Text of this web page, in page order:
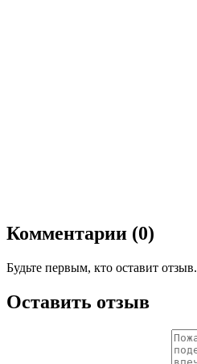
Комментарии (0)
Будьте первым, кто оставит отзыв.
Оставить отзыв